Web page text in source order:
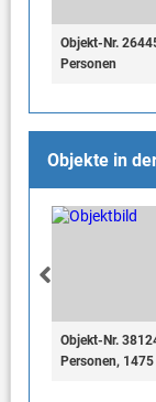
Objekt-Nr.
Personen
Objekte in
Objekt-Nr.
Personen, 1475